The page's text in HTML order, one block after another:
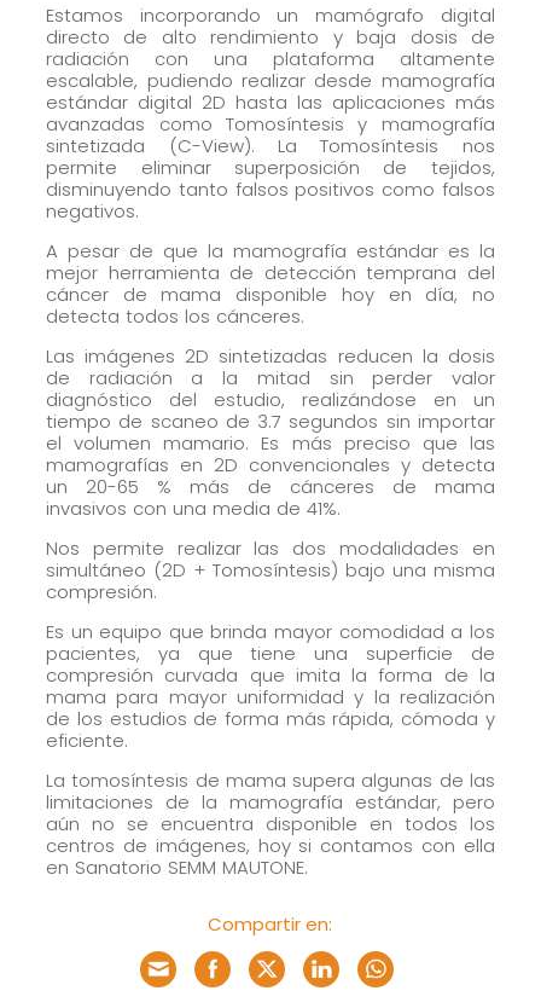
Estamos incorporando un mamógrafo digital
directo de alto rendimiento y baja dosis de
radiación con una plataforma altamente
escalable, pudiendo realizar desde mamografía
estándar digital 2D hasta las aplicaciones más
avanzadas como Tomosíntesis y mamografía
sintetizada (C-View). La Tomosíntesis nos
permite eliminar superposición de tejidos,
disminuyendo tanto falsos positivos como falsos
negativos.
A pesar de que la mamografía estándar es la
mejor herramienta de detección temprana del
cáncer de mama disponible hoy en día, no
detecta todos los cánceres.
Las imágenes 2D sintetizadas reducen la dosis
de radiación a la mitad sin perder valor
diagnóstico del estudio, realizándose en un
tiempo de scaneo de 3.7 segundos sin importar
el volumen mamario. Es más preciso que las
mamografías en 2D convencionales y detecta
un 20-65 % más de cánceres de mama
invasivos con una media de 41%.
Nos permite realizar las dos modalidades en
simultáneo (2D + Tomosíntesis) bajo una misma
compresión.
Es un equipo que brinda mayor comodidad a los
pacientes, ya que tiene una superficie de
compresión curvada que imita la forma de la
mama para mayor uniformidad y la realización
de los estudios de forma más rápida, cómoda y
eficiente.
La tomosíntesis de mama supera algunas de las
limitaciones de la mamografía estándar, pero
aún no se encuentra disponible en todos los
centros de imágenes, hoy si contamos con ella
en Sanatorio SEMM MAUTONE.
Compartir en: